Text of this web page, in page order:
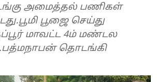
அமைத்தல் பணிகள்
பூஜை செய்து
மாவட்ட 4ம் மண்டல
தொடங்கி